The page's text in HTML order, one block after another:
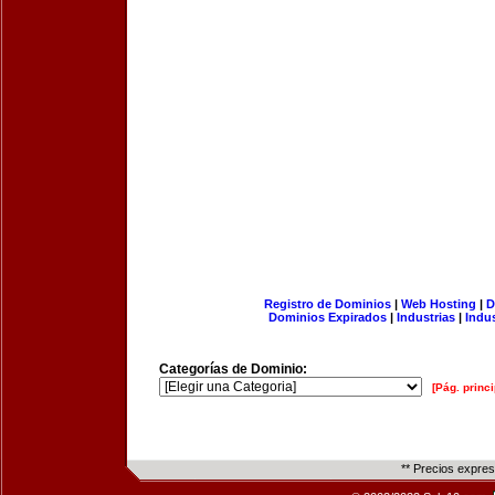
Registro de Dominios| Web Hosting |
Dominios Expirados | Industrias |
Categorías de Dominio:
[Pág.
** Precios